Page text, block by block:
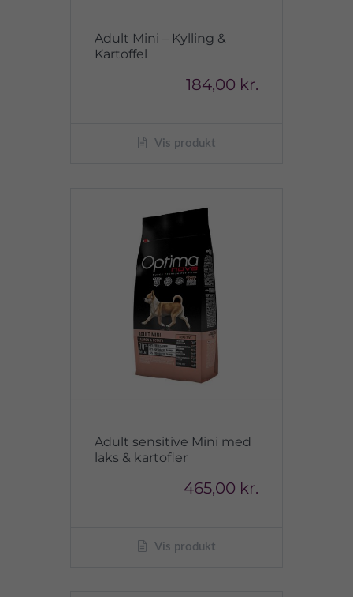
Adult Mini – Kylling &
Kartoffel
184,00 kr.
Vis produkt
Adult sensitive Mini med
laks & kartofler
465,00 kr.
Vis produkt